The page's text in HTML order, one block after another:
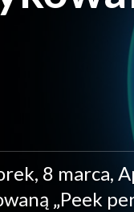
8 marca,
„Peek